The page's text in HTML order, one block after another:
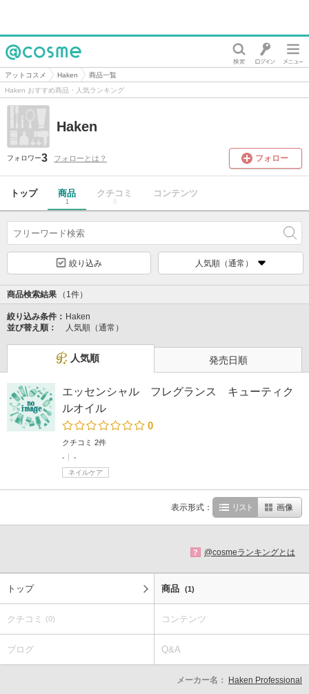
@cosme
アットコスメ Haken
商品一覧
Haken おすすめ商品・人気ランキング
Haken
フォロワー3 フォローとは？ フォロー
トップ 商品
1
クチコミ
0
コンテンツ
絞り込み 人気順（通常）
商品検索結果 （1件）
絞り込み条件： Haken
並び替え順：
人気順（通常）
人気順 発売日順
エッセンシャル フレグランス キューティク
ルオイル
0
クチコミ 2件
-
-
ネイルケア
表示形式： リスト 画像
? @cosmeランキングとは
トップ 商品 (1)
クチコミ (0) コンテンツ
ブログ Q&A
メーカー名： Haken Professional